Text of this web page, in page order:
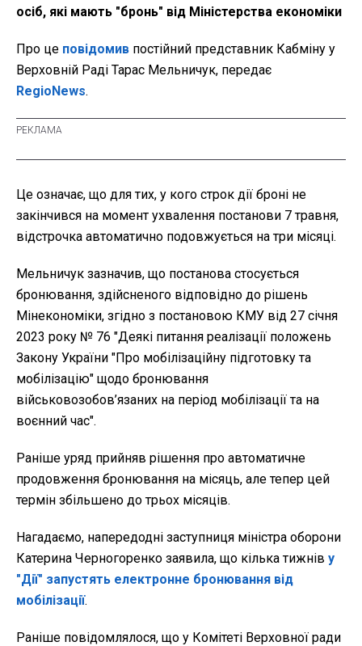
осіб, які мають "бронь" від Міністерства економіки
Про це повідомив постійний представник Кабміну у
Верховній Раді Тарас Мельничук, передає
RegioNews.
Це означає, що для тих, у кого строк дії броні не
закінчився на момент ухвалення постанови 7 травня,
відстрочка автоматично подовжується на три місяці.
Мельничук зазначив, що постанова стосується
бронювання, здійсненого відповідно до рішень
Мінекономіки, згідно з постановою КМУ від 27 січня
2023 року № 76 "Деякі питання реалізації положень
Закону України "Про мобілізаційну підготовку та
мобілізацію" щодо бронювання
військовозобов’язаних на період мобілізації та на
воєнний час".
Раніше уряд прийняв рішення про автоматичне
продовження бронювання на місяць, але тепер цей
термін збільшено до трьох місяців.
Нагадаємо, напередодні заступниця міністра оборони
Катерина Черногоренко заявила, що кілька тижнів у
"Дії" запустять електронне бронювання від
мобілізації.
Раніше повідомлялося, що у Комітеті Верховної ради